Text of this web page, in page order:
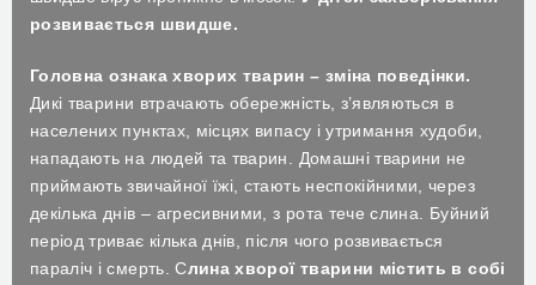
розвивається швидше.
Головна ознака хворих тварин – зміна поведінки.
Дикі тварини втрачають обережність, з’являються в
населених пунктах, місцях випасу і утримання худоби,
нападають на людей та тварин. Домашні тварини не
приймають звичайної їжі, стають неспокійними, через
декілька днів – агресивними, з рота тече слина. Буйний
період триває кілька днів, після чого розвивається
параліч і смерть. Слина хворої тварини містить в собі